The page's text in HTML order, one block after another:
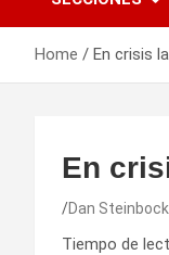
Home En crisis
En
Dan Steinbock
Tiempo de